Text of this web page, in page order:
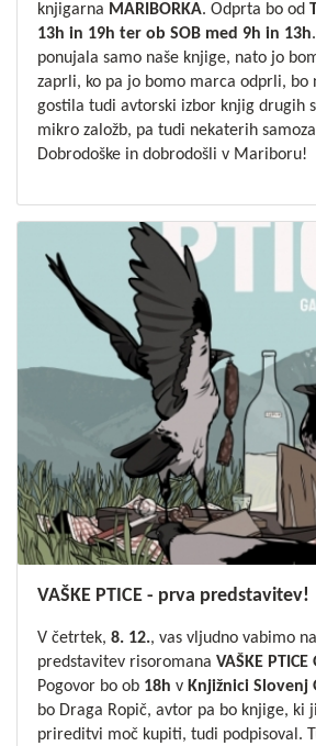
knjigarna MARIBORKA. Odprta bo od
13h in 19h ter ob SOB med 9h in 13h
ponujala samo naše knjige, nato jo
zaprli, ko pa jo bomo marca odprli, bo
gostila tudi avtorski izbor knjig drugih
mikro založb, pa tudi nekaterih
Dobrodoške in dobrodošli v Mariboru!
VAŠKE PTICE - prva predstavitev!
V četrtek, 8. 12., vas vljudno vabimo
predstavitev risoromana VAŠKE PTICE
Pogovor bo ob18h v Knjižnici Slovenj
bo Draga Ropič, avtor pa bo knjige, ki
prireditvi moč kupiti, tudi podpisoval.